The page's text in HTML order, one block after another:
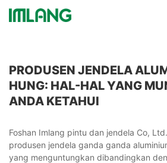
PRODUSEN JENDELA
HUNG: HAL-HAL YANG
ANDA KETAHUI
Foshan Imlang pintu dan jendela Co,
produsen jendela ganda ganda
yang menguntungkan dibandingkan